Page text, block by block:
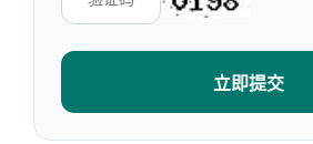
立即提交